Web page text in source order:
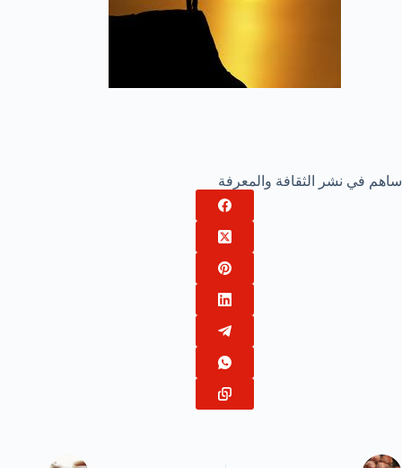
ساهم في نشر الثقافة والمعرفة